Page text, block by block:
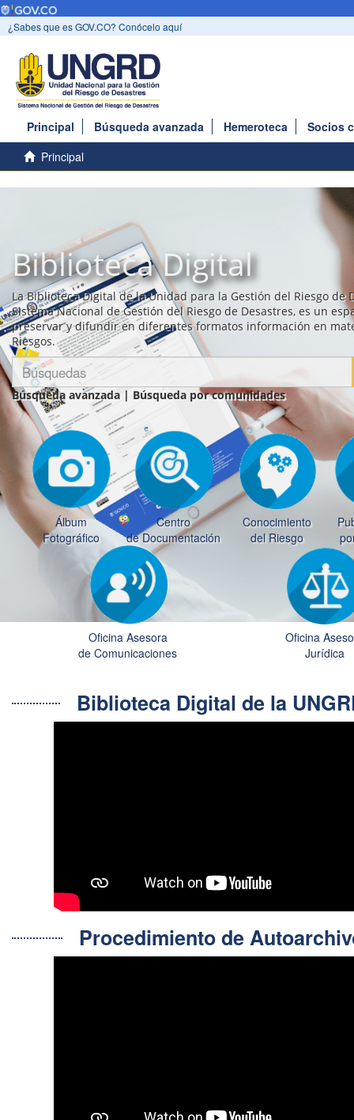
¿Sabes que es GOV.CO? Conócelo aquí
Principal Búsqueda avanzada Hemeroteca
Socios
Principal
Biblioteca Digital
La Biblioteca Digital de la Unidad para la Gestión del Riesgo de
Sistema Nacional de Gestión del Riesgo de Desastres, es un
preservar y difundir en diferentes formatos información en
Riesgos.
Búsqueda avanzada | Búsqueda por comunidades
Álbum
Fotográfico
Centro
de Documentación
Conocimiento
del Riesgo
Oficina Asesora
de Comunicaciones
Oficina
Jurídica
Biblioteca Digital de la
Procedimiento de